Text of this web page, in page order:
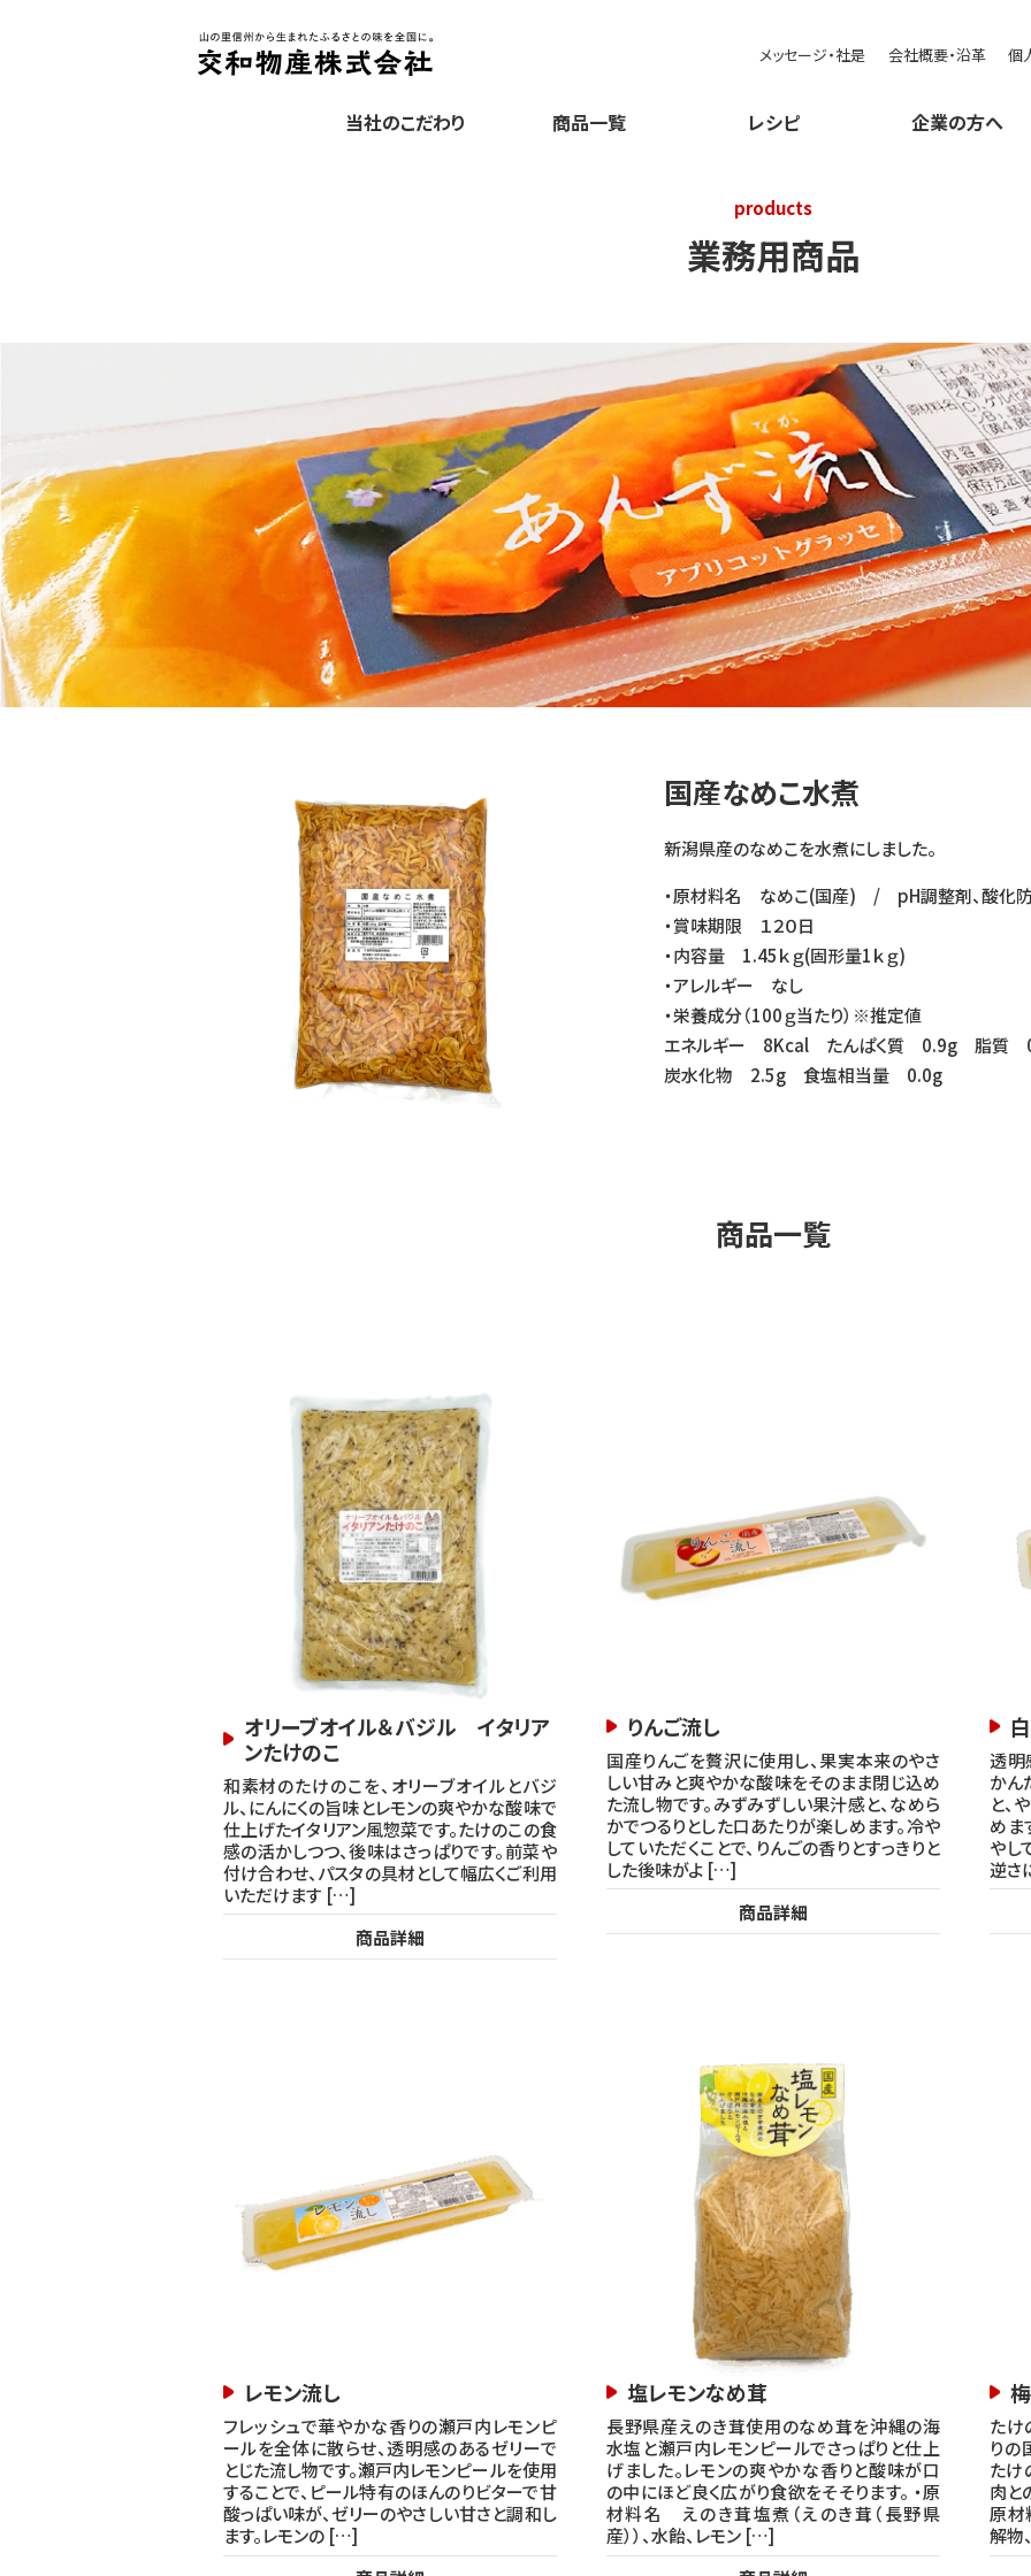
メッセージ・社是 会社概要・沿革 個
当社のこだわり 商品一覧 レシピ 企業の方へ
products
業務用商品
国産なめこ水煮
新潟県産のなめこを水煮にしました。
・原材料名 なめこ(国産) / pH調整剤、酸化防
・賞味期限 １２０日
・内容量 1.45ｋｇ(固形量1ｋｇ)
・アレルギー なし
・栄養成分（100ｇ当たり）※推定値
エネルギー 8Kcal たんぱく質 0.9g 脂質
炭水化物 2.5g 食塩相当量 0.0g
商品一覧
オリーブオイル＆バジル イタリア
ンたけのこ
和素材のたけのこを、オリーブオイルとバジ
ル、にんにくの旨味とレモンの爽やかな酸味で
仕上げたイタリアン風惣菜です。たけのこの食
感の活かしつつ、後味はさっぱりです。前菜や
付け合わせ、パスタの具材として幅広くご利用
いただけます […]
商品詳細
りんご流し
国産りんごを贅沢に使用し、果実本来のやさ
しい甘みと爽やかな酸味をそのまま閉じ込め
た流し物です。みずみずしい果汁感と、なめら
かでつるりとした口あたりが楽しめます。冷や
していただくことで、りんごの香りとすっきりと
した後味がよ […]
商品詳細
透明
かん
と、
めま
やし
逆さ
レモン流し
フレッシュで華やかな香りの瀬戸内レモンピ
ールを全体に散らせ、透明感のあるゼリーで
とじた流し物です。瀬戸内レモンピールを使用
することで、ピール特有のほんのりビターで甘
酸っぱい味が、ゼリーのやさしい甘さと調和し
ます。レモンの […]
塩レモンなめ茸
長野県産えのき茸使用のなめ茸を沖縄の海
水塩と瀬戸内レモンピールでさっぱりと仕上
げました。レモンの爽やかな香りと酸味が口
の中にほど良く広がり食欲をそそります。 ・原
材料名 えのき茸塩煮（えのき茸（長野県
産））、水飴、レモン […]
たけ
りの
たけ
肉と
原材
解物